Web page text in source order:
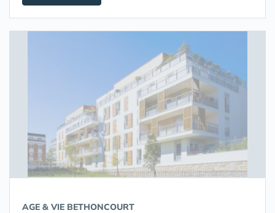
AGE & VIE BETHONCOURT